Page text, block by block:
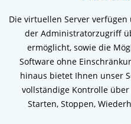
Die virtuellen Server
der Administratorzugriff
ermöglicht, sowie die
Software ohne
hinaus bietet Ihnen unser
vollständige Kontrolle
Starten, Stoppen,